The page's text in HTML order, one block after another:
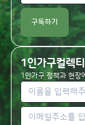
구독하기
1인가구컬렉
1인가구 정책과 현장